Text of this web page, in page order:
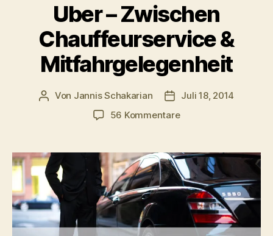
Uber – Zwischen
Chauffeurservice &
Mitfahrgelegenheit
Beitragsautor
Von Jannis Schakarian
Juli 18, 2014
56 Kommentarezu
Zwischen
Chauffeurservice
&
Mitfahrgelegenheit